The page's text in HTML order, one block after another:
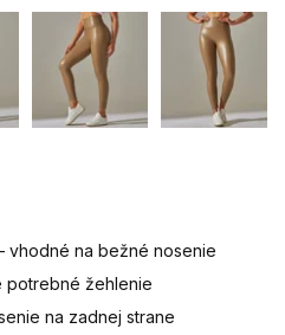
vhodné na bežné nosenie
potrebné žehlenie
na zadnej strane